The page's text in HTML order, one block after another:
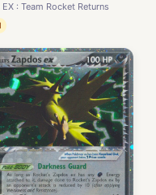
EX : Team Rocket Returns